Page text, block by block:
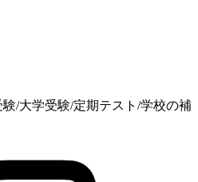
/大学受験/定期テスト/学校の補